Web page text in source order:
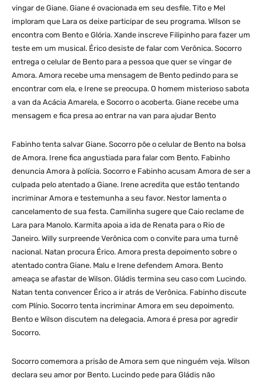
vingar de Giane. Giane é ovacionada em seu desfile. Tito e Mel
imploram que Lara os deixe participar de seu programa. Wilson se
encontra com Bento e Glória. Xande inscreve Filipinho para fazer um
teste em um musical. Érico desiste de falar com Verônica. Socorro
entrega o celular de Bento para a pessoa que quer se vingar de
Amora. Amora recebe uma mensagem de Bento pedindo para se
encontrar com ela, e Irene se preocupa. O homem misterioso sabota
a van da Acácia Amarela, e Socorro o acoberta. Giane recebe uma
mensagem e fica presa ao entrar na van para ajudar Bento
Fabinho tenta salvar Giane. Socorro põe o celular de Bento na bolsa
de Amora. Irene fica angustiada para falar com Bento. Fabinho
denuncia Amora à polícia. Socorro e Fabinho acusam Amora de ser a
culpada pelo atentado a Giane. Irene acredita que estão tentando
incriminar Amora e testemunha a seu favor. Nestor lamenta o
cancelamento de sua festa. Camilinha sugere que Caio reclame de
Lara para Manolo. Karmita apoia a ida de Renata para o Rio de
Janeiro. Willy surpreende Verônica com o convite para uma turnê
nacional. Natan procura Érico. Amora presta depoimento sobre o
atentado contra Giane. Malu e Irene defendem Amora. Bento
ameaça se afastar de Wilson. Gládis termina seu caso com Lucindo.
Natan tenta convencer Érico a ir atrás de Verônica. Fabinho discute
com Plínio. Socorro tenta incriminar Amora em seu depoimento.
Bento e Wilson discutem na delegacia. Amora é presa por agredir
Socorro.
Socorro comemora a prisão de Amora sem que ninguém veja. Wilson
declara seu amor por Bento. Lucindo pede para Gládis não